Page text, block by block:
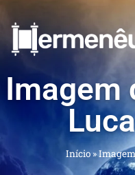
Imagem
Início»Imagem